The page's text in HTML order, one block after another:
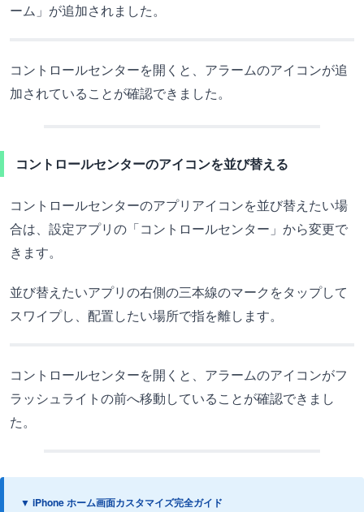
ーム」が追加されました。
コントロールセンターを開くと、アラームのアイコンが追
加されていることが確認できました。
コントロールセンターのアイコンを並び替える
コントロールセンターのアプリアイコンを並び替えたい場
合は、設定アプリの「コントロールセンター」から変更で
きます。
並び替えたいアプリの右側の三本線のマークをタップして
スワイプし、配置したい場所で指を離します。
コントロールセンターを開くと、アラームのアイコンがフ
ラッシュライトの前へ移動していることが確認できまし
た。
▼ iPhone ホーム画面カスタマイズ完全ガイド